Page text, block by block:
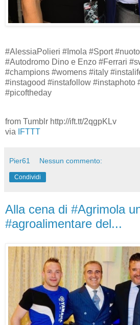
#AlessiaPolieri #Imola #Sport
#Autodromo Dino e Enzo #Ferrari
#champions #womens #italy
#instagood #instafollow #instaphoto
#picoftheday
from Tumblr http://ift.tt/2qgpKLv
via
IFTTT
Pier61 Nessun commento:
Condividi
Alla cena di #Agrimola
#agroalimentare del...